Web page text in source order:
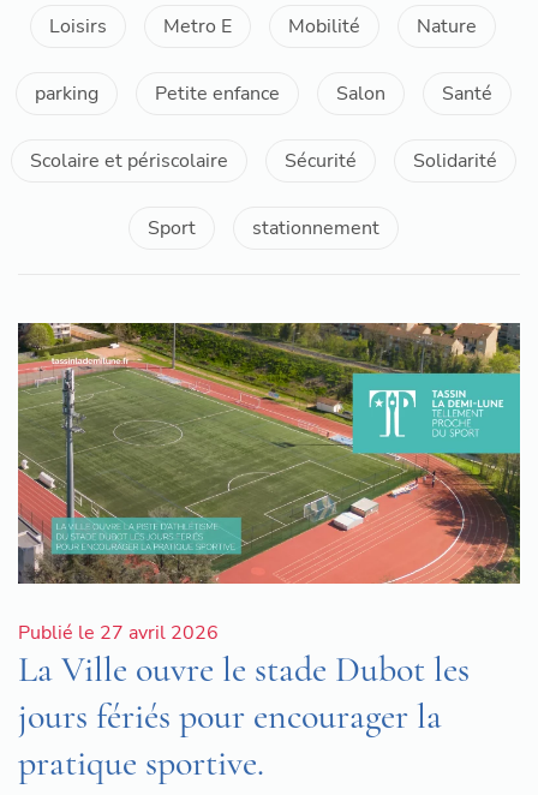
Loisirs Metro E Mobilité Nature
parking Petite enfance Salon Santé
Scolaire et périscolaire Sécurité Solidarité
Sport stationnement
Publié le 27 avril 2026
La Ville ouvre le stade Dubot les
jours fériés pour encourager la
pratique sportive.